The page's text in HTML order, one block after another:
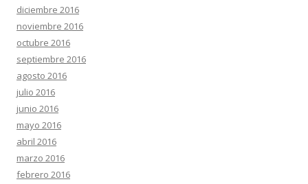
diciembre 2016
noviembre 2016
octubre 2016
septiembre 2016
agosto 2016
julio 2016
junio 2016
mayo 2016
abril 2016
marzo 2016
febrero 2016